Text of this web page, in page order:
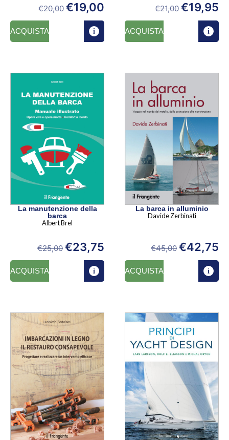
€20,00 €19,00
ACQUISTA
€21,00 €19,95
ACQUISTA
La manutenzione della
barca
Albert Brel
€25,00 €23,75
ACQUISTA
La barca in alluminio
Davide Zerbinati
€45,00 €42,75
ACQUISTA